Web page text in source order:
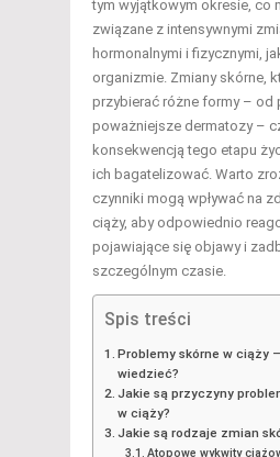
tym wyjątkowym okresie, co
związane z intensywnymi
hormonalnymi i fizycznymi,
organizmie. Zmiany skórne,
przybierać różne formy – od
poważniejsze dermatozy –
konsekwencją tego etapu
ich bagatelizować. Warto
czynniki mogą wpływać na
ciąży, aby odpowiednio
pojawiające się objawy i
szczególnym czasie.
Spis treści
Problemy skórne w ciąży
wiedzieć?
Jakie są przyczyny
w ciąży?
Jakie są rodzaje zmian
Atopowe wykwity